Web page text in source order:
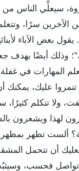
سيعلِّي الناس
الآخرين سرًا،
بعض الآباء
وذلك أيضًا بهدف
المهارات في
عليك، يمكنك
ولا تتكلم كثيرًا،
لهذا ويشعرون
ألست تظهر بمظهر
أن تتحمل
وتواصل فحسب،